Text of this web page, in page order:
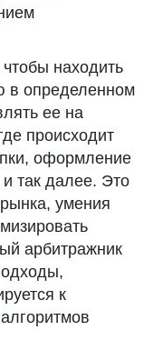
находить
в определенном
ее на
происходит
оформление
так далее. Это
умения
арбитражник
к